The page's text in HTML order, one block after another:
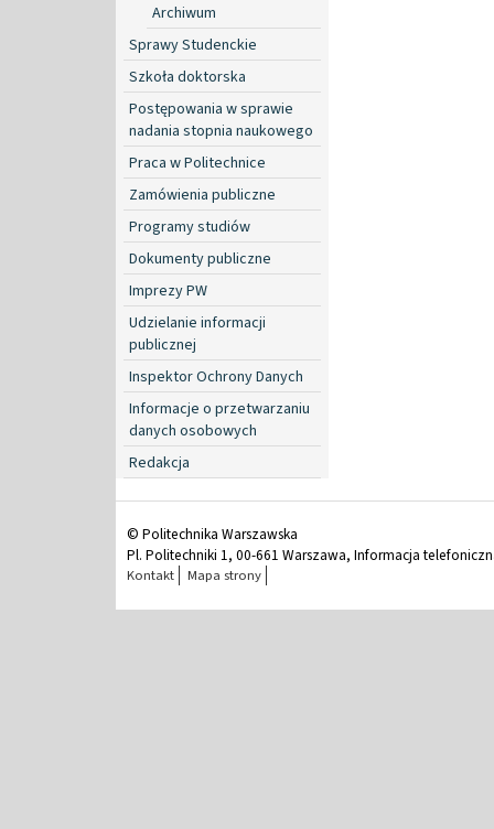
Archiwum
Sprawy Studenckie
Szkoła doktorska
Postępowania w sprawie
nadania stopnia naukowego
Praca w Politechnice
Zamówienia publiczne
Programy studiów
Dokumenty publiczne
Imprezy PW
Udzielanie informacji
publicznej
Inspektor Ochrony Danych
Informacje o przetwarzaniu
danych osobowych
Redakcja
© Politechnika Warszawska
Pl. Politechniki 1, 00-661 Warszawa, Informacja
Kontakt Mapa strony